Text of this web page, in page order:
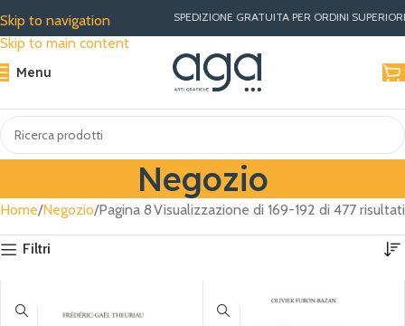
Skip to navigation
Skip to main content
SPEDIZIONE GRATUITA PER ORDINI SUPERIORI A €30 |
Menu
Negozio
Home Negozio Pagina 8Visualizzazione di 169-192 di 477 risultati
Filtri